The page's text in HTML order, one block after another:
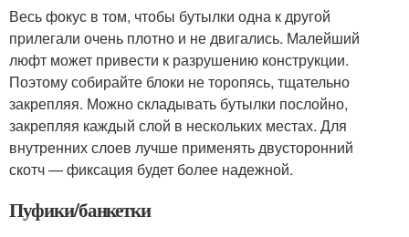
Весь фокус в том, чтобы бутылки одна к другой
прилегали очень плотно и не двигались. Малейший
люфт может привести к разрушению конструкции.
Поэтому собирайте блоки не торопясь, тщательно
закрепляя. Можно складывать бутылки послойно,
закрепляя каждый слой в нескольких местах. Для
внутренних слоев лучше применять двусторонний
скотч — фиксация будет более надежной.
Пуфики/банкетки